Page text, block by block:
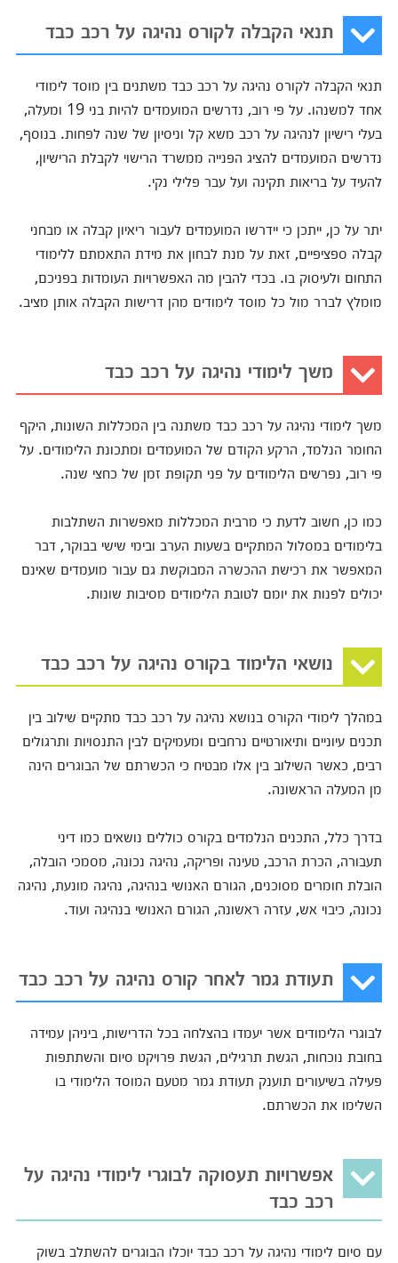
תנאי הקבלה לקורס נהיגה על רכב כבד
תנאי הקבלה לקורס נהיגה על רכב כבד משתנים בין מוסד לימודי
אחד למשנהו. על פי רוב, נדרשים המועמדים להיות בני 19 ומעלה,
בעלי רישיון לנהיגה על רכב משא קל וניסיון של שנה לפחות. בנוסף,
נדרשים המועמדים להציג הפנייה ממשרד הרישוי לקבלת הרישיון,
להעיד על בריאות תקינה ועל עבר פלילי נקי.
יתר על כן, ייתכן כי יידרשו המועמדים לעבור ריאיון קבלה או מבחני
קבלה ספציפיים, זאת על מנת לבחון את מידת התאמתם ללימודי
התחום ולעיסוק בו. בכדי להבין מה האפשרויות העומדות בפניכם,
מומלץ לברר מול כל מוסד לימודים מהן דרישות הקבלה אותן מציב.
משך לימודי נהיגה על רכב כבד
משך לימודי נהיגה על רכב כבד משתנה בין המכללות השונות, היקף
החומר הנלמד, הרקע הקודם של המועמדים ומתכונת הלימודים. על
פי רוב, נפרשים הלימודים על פני תקופת זמן של כחצי שנה.
כמו כן, חשוב לדעת כי מרבית המכללות מאפשרות השתלבות
בלימודים במסלול המתקיים בשעות הערב ובימי שישי בבוקר, דבר
המאפשר את רכישת ההכשרה המבוקשת גם עבור מועמדים שאינם
יכולים לפנות את יומם לטובת הלימודים מסיבות שונות.
נושאי הלימוד בקורס נהיגה על רכב כבד
במהלך לימודי הקורס בנושא נהיגה על רכב כבד מתקיים שילוב בין
תכנים עיוניים ותיאורטיים נרחבים ומעמיקים לבין התנסויות ותרגולים
רבים, כאשר השילוב בין אלו מבטיח כי הכשרתם של הבוגרים הינה
מן המעלה הראשונה.
בדרך כלל, התכנים הנלמדים בקורס כוללים נושאים כמו דיני
תעבורה, הכרת הרכב, טעינה ופריקה, נהיגה נכונה, מסמכי הובלה,
הובלת חומרים מסוכנים, הגורם האנושי בנהיגה, נהיגה מונעת, נהיגה
נכונה, כיבוי אש, עזרה ראשונה, הגורם האנושי בנהיגה ועוד.
תעודת גמר לאחר קורס נהיגה על רכב כבד
לבוגרי הלימודים אשר יעמדו בהצלחה בכל הדרישות, ביניהן עמידה
בחובת נוכחות, הגשת תרגילים, הגשת פרויקט סיום והשתתפות
פעילה בשיעורים תוענק תעודת גמר מטעם המוסד הלימודי בו
השלימו את הכשרתם.
אפשרויות תעסוקה לבוגרי לימודי נהיגה על
רכב כבד
עם סיום לימודי נהיגה על רכב כבד יוכלו הבוגרים להשתלב בשוק